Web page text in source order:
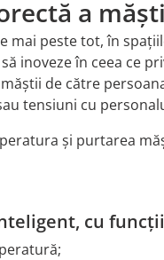
a
mai peste tot, în
inoveze în ceea ce
de către
tensiuni cu
și purtarea
cu